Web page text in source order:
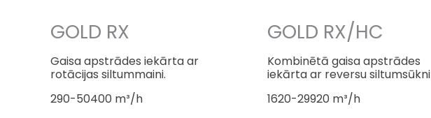
GOLD RX
Gaisa apstrādes iekārta ar
rotācijas siltummaini.
290-50400 m³/h
GOLD RX/HC
Kombinētā gaisa apstrādes
iekārta ar reversu siltumsūkni
1620-29920 m³/h